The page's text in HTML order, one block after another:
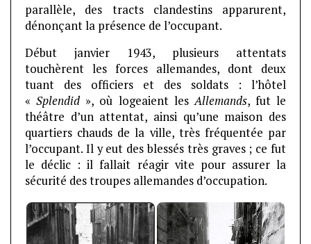
parallèle, des tracts clandestins apparurent,
dénonçant la présence de l’occupant.
Début janvier 1943, plusieurs attentats
touchèrent les forces allemandes, dont deux
tuant des officiers et des soldats : l’hôtel
«Splendid », où logeaient lesAllemands, fut le
théâtre d’un attentat, ainsi qu’une maison des
quartiers chauds de la ville, très fréquentée par
l’occupant. Il y eut des blessés très graves ; ce fut
le déclic : il fallait réagir vite pour assurer la
sécurité des troupes allemandes d’occupation.